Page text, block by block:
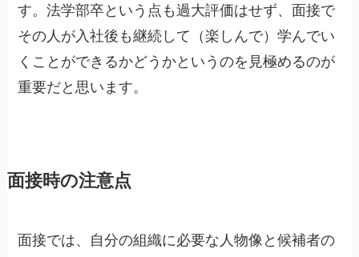
す。法学部卒という点も過大評価はせず、面接で
その人が入社後も継続して（楽しんで）学んでい
くことができるかどうかというのを見極めるのが
重要だと思います。
面接時の注意点
面接では、自分の組織に必要な人物像と候補者の